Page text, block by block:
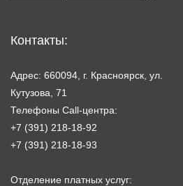
Контакты:
Адрес: 660094, г. Красноярск, ул.
Кутузова, 71
Телефоны Call-центра:
+7 (391) 218-18-92
+7 (391) 218-18-93
Отделение платных услуг: